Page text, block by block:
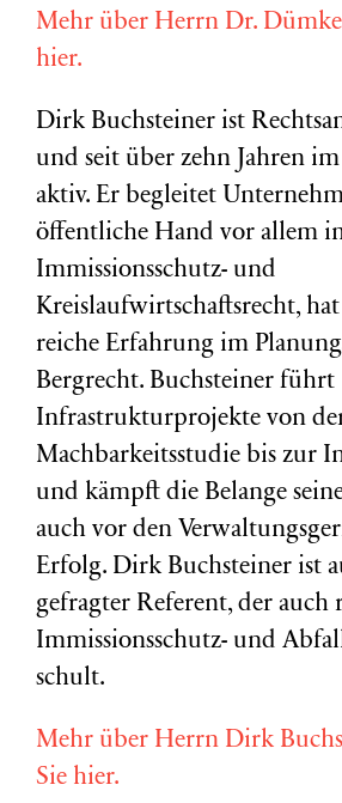
Mehr über Herrn Dr.
hier.
Dirk Buchsteiner ist
und seit über zehn Jahren
aktiv. Er begleitet
öffentliche Hand vor allem
Immissionsschutz- und
Kreislaufwirtschaftsrecht,
reiche Erfahrung im
Bergrecht. Buchsteiner führt
Infrastrukturprojekte von
Machbarkeitsstudie bis zur
und kämpft die Belange
auch vor den
Erfolg. Dirk Buchsteiner ist
gefragter Referent, der auch
Immissionsschutz- und
schult.
Mehr über Herrn Dirk
Sie hier.